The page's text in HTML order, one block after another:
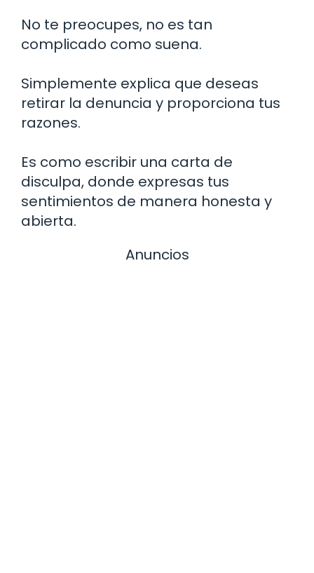
No te preocupes, no es tan
complicado como suena.
Simplemente explica que deseas
retirar la denuncia y proporciona tus
razones.
Es como escribir una carta de
disculpa, donde expresas tus
sentimientos de manera honesta y
abierta.
Anuncios